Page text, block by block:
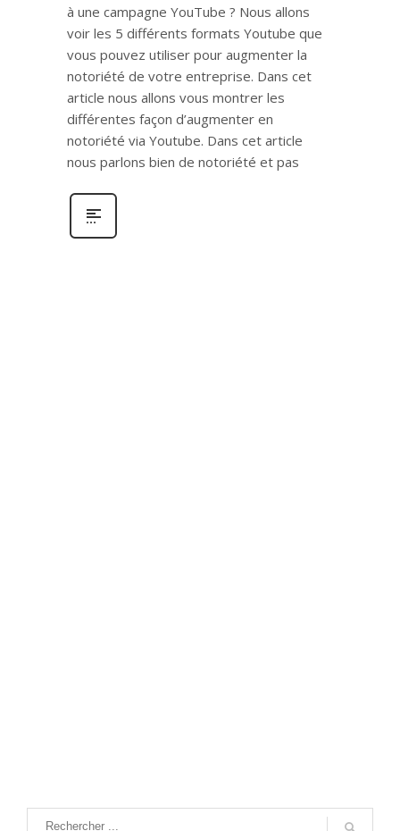
à une campagne YouTube ? Nous allons
voir les 5 différents formats Youtube que
vous pouvez utiliser pour augmenter la
notoriété de votre entreprise. Dans cet
article nous allons vous montrer les
différentes façon d’augmenter en
notoriété via Youtube. Dans cet article
nous parlons bien de notoriété et pas